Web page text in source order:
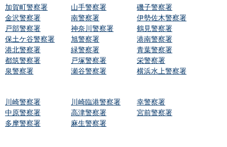
加賀町警察署 山手警察署
磯子警察署
金沢警察署
南警察署
伊勢佐木警察署
戸部警察署
神奈川警察署
鶴見警察署
保土ケ谷警察署
旭警察署
港南警察署
港北警察署
緑警察署
青葉警察署
都筑警察署
戸塚警察署
栄警察署
泉警察署
瀬谷警察署 横浜水上警察署
川崎警察署 川崎臨港警察署
幸警察署
中原警察署
高津警察署
宮前警察署
多摩警察署
麻生警察署